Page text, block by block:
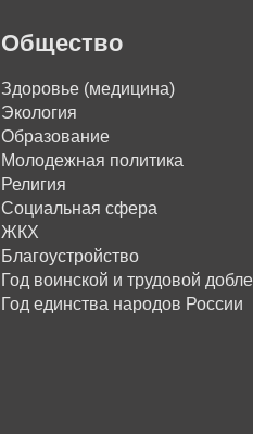
Общество
Здоровье (медицина)
Экология
Образование
Молодежная политика
Религия
Социальная сфера
ЖКХ
Благоустройство
Год воинской и трудовой
Год единства народов России